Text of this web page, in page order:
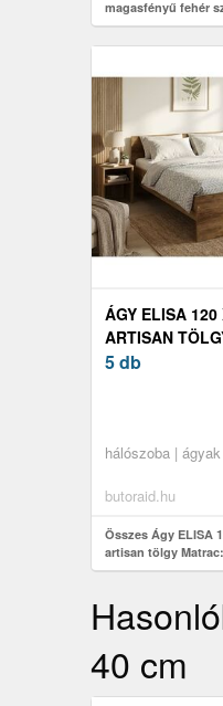
magasfényű fehér
dohányzóasztal 50
ÁGY ELISA 120
ARTISAN
MATRAC
5 db
hálószoba |
butoraid.hu
Összes Ágy ELISA
artisan tölgy
Ágyrács: Ágyrács
40 cm